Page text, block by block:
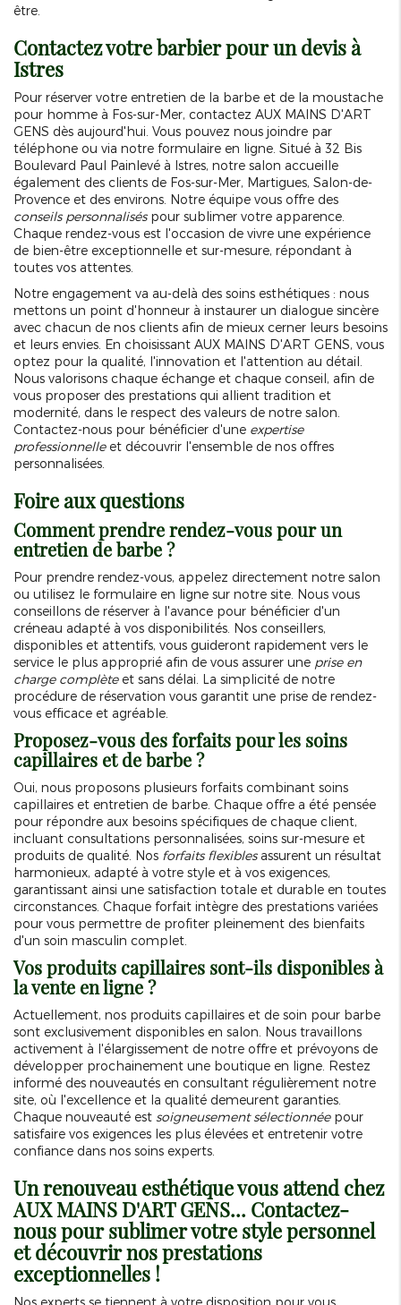
être.
Contactez votre barbier pour un devis à
Istres
Pour réserver votre entretien de la barbe et de la moustache
pour homme à Fos-sur-Mer, contactez AUX MAINS D'ART
GENS dès aujourd'hui. Vous pouvez nous joindre par
téléphone ou via notre formulaire en ligne. Situé à 32 Bis
Boulevard Paul Painlevé à Istres, notre salon accueille
également des clients de Fos-sur-Mer, Martigues, Salon-de-
Provence et des environs. Notre équipe vous offre des
conseils personnaliséspour sublimer votre apparence.
Chaque rendez-vous est l'occasion de vivre une expérience
de bien-être exceptionnelle et sur-mesure, répondant à
toutes vos attentes.
Notre engagement va au-delà des soins esthétiques : nous
mettons un point d'honneur à instaurer un dialogue sincère
avec chacun de nos clients afin de mieux cerner leurs besoins
et leurs envies. En choisissant AUX MAINS D'ART GENS, vous
optez pour la qualité, l'innovation et l'attention au détail.
Nous valorisons chaque échange et chaque conseil, afin de
vous proposer des prestations qui allient tradition et
modernité, dans le respect des valeurs de notre salon.
Contactez-nous pour bénéficier d'une expertise
professionnelleet découvrir l'ensemble de nos offres
personnalisées.
Foire aux questions
Comment prendre rendez-vous pour un
entretien de barbe ?
Pour prendre rendez-vous, appelez directement notre salon
ou utilisez le formulaire en ligne sur notre site. Nous vous
conseillons de réserver à l'avance pour bénéficier d'un
créneau adapté à vos disponibilités. Nos conseillers,
disponibles et attentifs, vous guideront rapidement vers le
service le plus approprié afin de vous assurer une prise en
charge complèteet sans délai. La simplicité de notre
procédure de réservation vous garantit une prise de rendez-
vous efficace et agréable.
Proposez-vous des forfaits pour les soins
capillaires et de barbe ?
Oui, nous proposons plusieurs forfaits combinant soins
capillaires et entretien de barbe. Chaque offre a été pensée
pour répondre aux besoins spécifiques de chaque client,
incluant consultations personnalisées, soins sur-mesure et
produits de qualité. Nos forfaits flexiblesassurent un résultat
harmonieux, adapté à votre style et à vos exigences,
garantissant ainsi une satisfaction totale et durable en toutes
circonstances. Chaque forfait intègre des prestations variées
pour vous permettre de profiter pleinement des bienfaits
d'un soin masculin complet.
Vos produits capillaires sont-ils disponibles à
la vente en ligne ?
Actuellement, nos produits capillaires et de soin pour barbe
sont exclusivement disponibles en salon. Nous travaillons
activement à l'élargissement de notre offre et prévoyons de
développer prochainement une boutique en ligne. Restez
informé des nouveautés en consultant régulièrement notre
site, où l'excellence et la qualité demeurent garanties.
Chaque nouveauté est soigneusement sélectionnéepour
satisfaire vos exigences les plus élevées et entretenir votre
confiance dans nos soins experts.
Un renouveau esthétique vous attend chez
AUX MAINS D'ART GENS... Contactez-
nous pour sublimer votre style personnel
et découvrir nos prestations
exceptionnelles !
Nos experts se tiennent à votre disposition pour vous